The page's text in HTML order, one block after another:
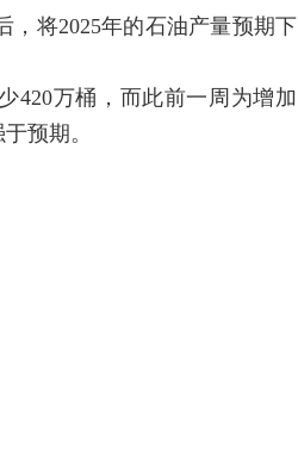
将2025年的石油产量预期下
万桶，而此前一周为增加
预期。